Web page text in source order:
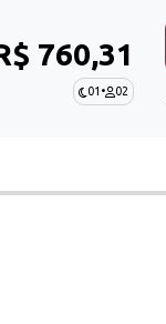
760,31
01 • 02